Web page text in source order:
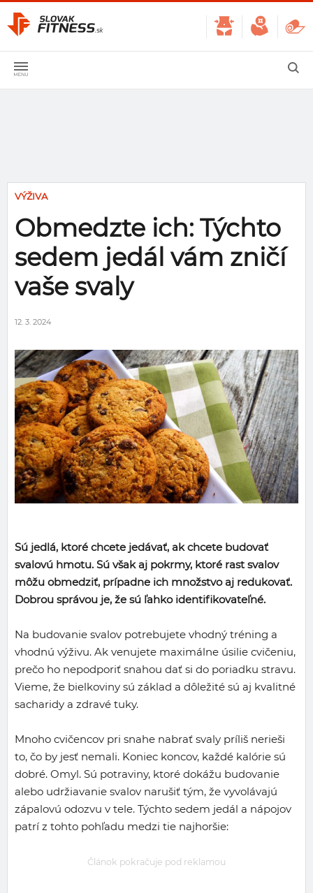
VÝŽIVA
Obmedzte ich: Týchto
sedem jedál vám zničí
vaše svaly
12. 3. 2024
Sú jedlá, ktoré chcete jedávať, ak chcete budovať
svalovú hmotu. Sú však aj pokrmy, ktoré rast svalov
môžu obmedziť, prípadne ich množstvo aj redukovať.
Dobrou správou je, že sú ľahko identifikovateľné.
Na budovanie svalov potrebujete vhodný tréning a
vhodnú výživu. Ak venujete maximálne úsilie cvičeniu,
prečo ho nepodporiť snahou dať si do poriadku stravu.
Vieme, že bielkoviny sú základ a dôležité sú aj kvalitné
sacharidy a zdravé tuky.
Mnoho cvičencov pri snahe nabrať svaly príliš nerieši
to, čo by jesť nemali. Koniec koncov, každé kalórie sú
dobré. Omyl. Sú potraviny, ktoré dokážu budovanie
alebo udržiavanie svalov narušiť tým, že vyvolávajú
zápalovú odozvu v tele. Týchto sedem jedál a nápojov
patrí z tohto pohľadu medzi tie najhoršie:
Článok pokračuje pod reklamou